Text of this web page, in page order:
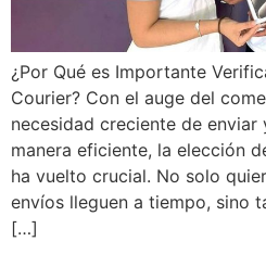
¿Por Qué es Importante
Courier? Con el auge del
necesidad creciente de
manera eficiente, la elección
ha vuelto crucial. No solo
envíos lleguen a tiempo, sino
[…]